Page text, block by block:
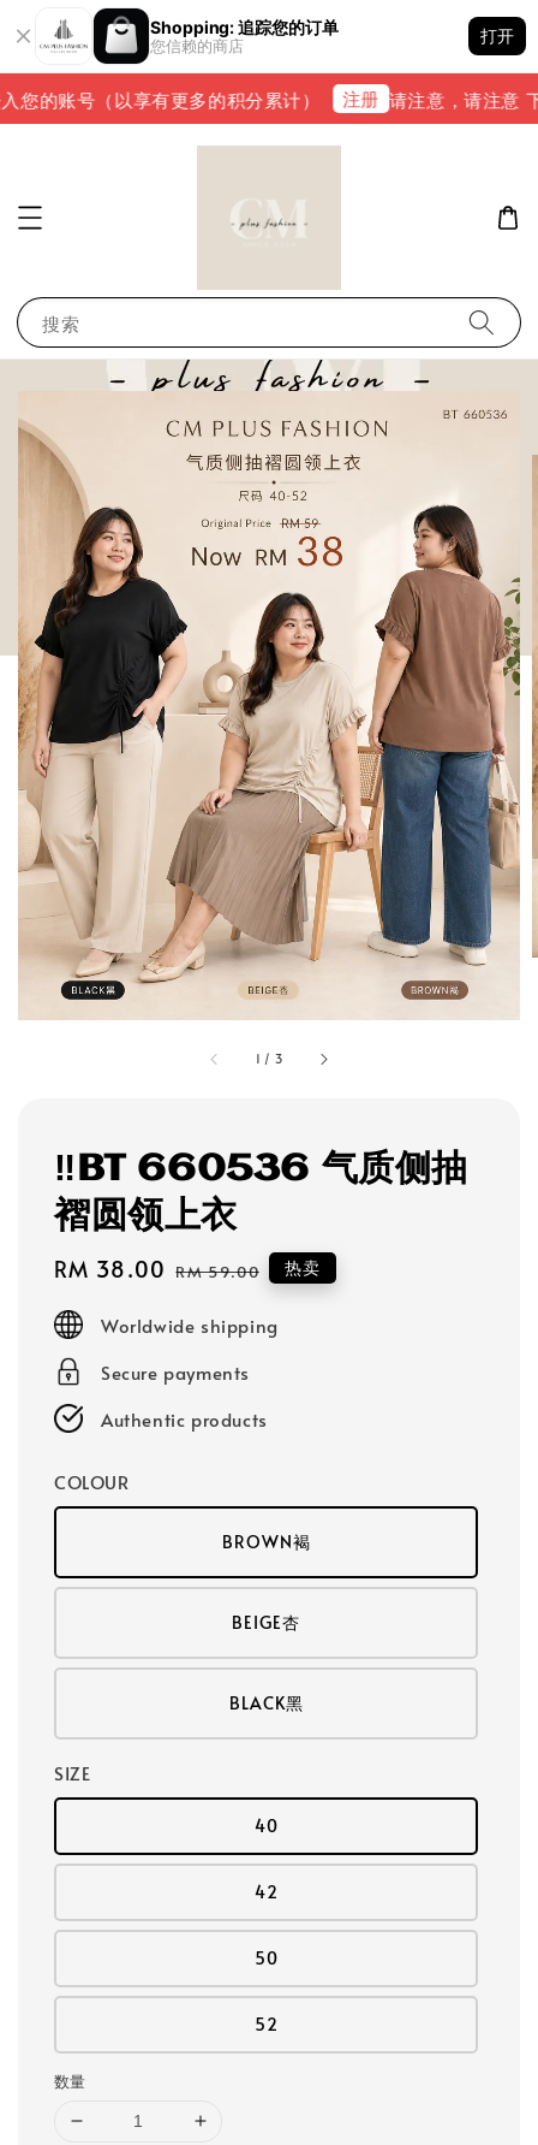
Shopping: 追踪您的订单
您信赖的商店
打开
的账号（以享有更多的积分累计） 注册 请注意，请注意
搜索
1 / 3
‼️BT 660536 气质侧抽
褶圆领上衣
Sale
RM 38.00 Regular
RM 59.00 热卖
Worldwide shipping
Secure payments
Authentic products
COLOUR
BROWN褐
BEIGE杏
BLACK黑
SIZE
40
42
50
52
数量